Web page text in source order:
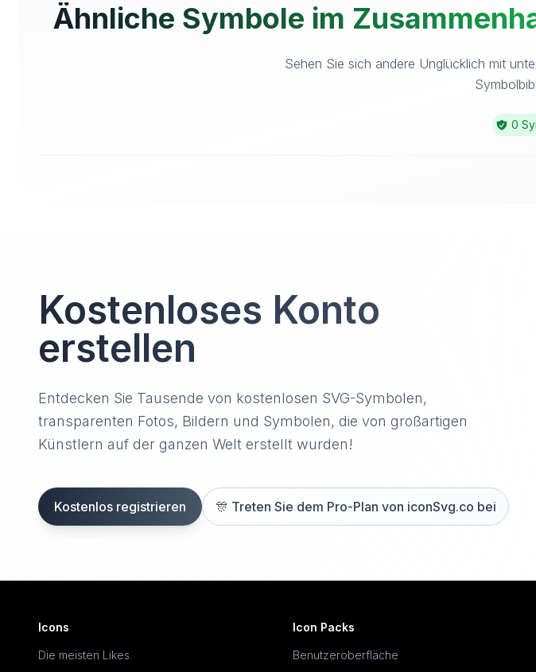
Ähnliche Symbole im
Sehen Sie sich andere Unglücklich mit
0
Kostenloses Konto
erstellen
Entdecken Sie Tausende von kostenlosen SVG-Symbolen,
transparenten Fotos, Bildern und Symbolen, die von großartigen
Künstlern auf der ganzen Welt erstellt wurden!
Kostenlos registrieren 🎊 Treten Sie dem Pro-Plan von iconSvg.co bei
Icons
Die meisten Likes
Icon Packs
Benutzeroberfläche